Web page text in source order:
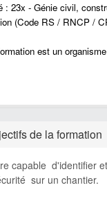
: 23x - Génie civil,
(Code RS / RNCP /
est un
de la formation
capable d'identifier
sur un chantier.